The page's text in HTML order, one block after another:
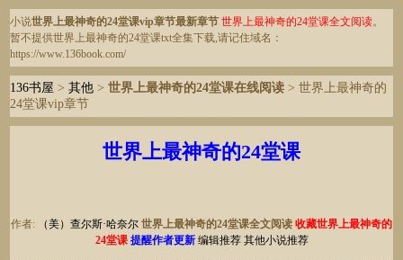
小说世界上最神奇的24堂课vip章节最新章节 世界上最神奇的24堂课全文阅读。
暂不提供世界上最神奇的24堂课txt全集下载,请记住域名：
https://www.136book.com/
136书屋 >其他 >世界上最神奇的24堂课在线阅读 > 世界上最神奇的
24堂课vip章节
世界上最神奇的24堂课
作者: （美）查尔斯·哈奈尔 世界上最神奇的24堂课全文阅读 收藏世界上最神奇的
24堂课 提醒作者更新 编辑推荐 其他小说推荐